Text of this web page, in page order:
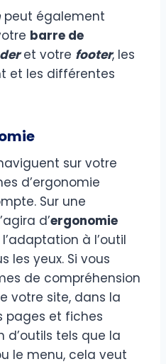
peut également
barre de
et votre footer, les
et les différentes
sur votre
d’ergonomie
Sur une
d’ergonomie
à l’outil
les yeux. Si vous
de compréhension
votre site, dans la
pages et fiches
d’outils tels que la
le menu, cela veut